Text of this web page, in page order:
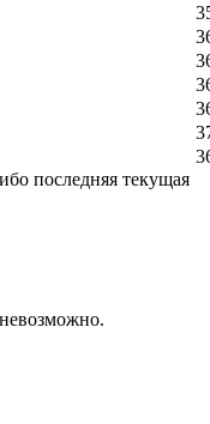
последняя текущая